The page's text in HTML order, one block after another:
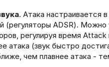
. Атака настраивается
(регуляторы ADSR).
регулируя время Attack
атака (звук быстро
чем плавнее атака -